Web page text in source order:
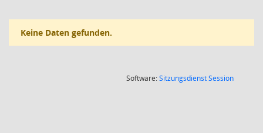
Keine Daten gefunden.
Software:SitzungsdienstSession(Wird in